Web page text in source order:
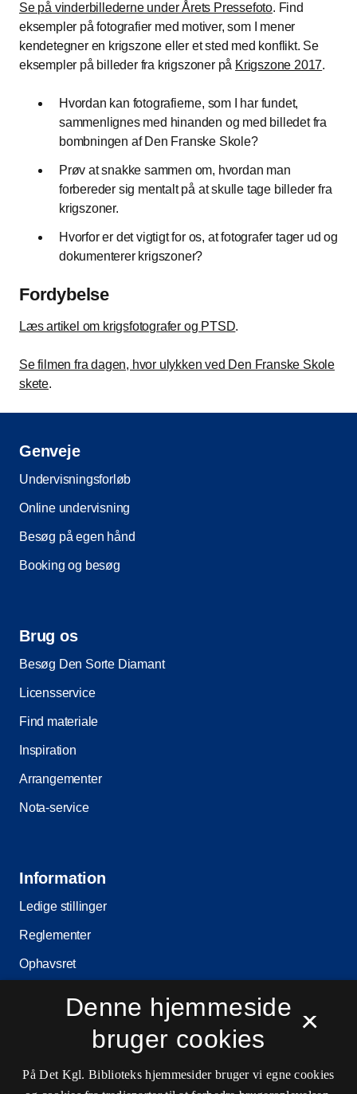
Se på vinderbillederne under Årets Pressefoto. Find
eksempler på fotografier med motiver, som I mener
kendetegner en krigszone eller et sted med konflikt. Se
eksempler på billeder fra krigszoner på Krigszone 2017.
Hvordan kan fotografierne, som I har fundet,
sammenlignes med hinanden og med billedet fra
bombningen af Den Franske Skole?
Prøv at snakke sammen om, hvordan man
forbereder sig mentalt på at skulle tage billeder fra
krigszoner.
Hvorfor er det vigtigt for os, at fotografer tager ud og
dokumenterer krigszoner?
Fordybelse
Læs artikel om krigsfotografer og PTSD.
Se filmen fra dagen, hvor ulykken ved Den Franske Skole
skete.
Genveje
Undervisningsforløb
Online undervisning
Besøg på egen hånd
Booking og besøg
Brug os
Besøg Den Sorte Diamant
Licensservice
Find materiale
Inspiration
Arrangementer
Nota-service
Information
Ledige stillinger
Reglementer
Ophavsret
Cookieindstillinger
×
Denne hjemmeside
bruger cookies
På Det Kgl. Biblioteks hjemmesider bruger vi egne cookies